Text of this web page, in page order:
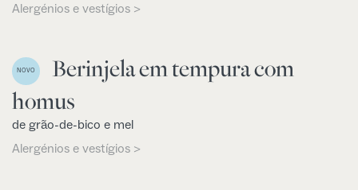
Alergénios e vestígios >
NOVO
Berinjela em tempura com
homus
de grão-de-bico e mel
Alergénios e vestígios >